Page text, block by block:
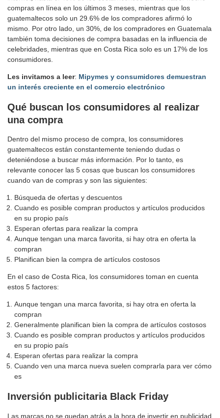
compras en línea en los últimos 3 meses, mientras que los
guatemaltecos solo un 29.6% de los compradores afirmó lo
mismo. Por otro lado, un 30%, de los compradores en Guatemala
también toma decisiones de compra basadas en la influencia de
celebridades, mientras que en Costa Rica solo es un 17% de los
consumidores.
Les invitamos a leer: Mipymes y consumidores demuestran
un interés creciente en el comercio electrónico
Qué buscan los consumidores al realizar
una compra
Dentro del mismo proceso de compra, los consumidores
guatemaltecos están constantemente teniendo dudas o
deteniéndose a buscar más información. Por lo tanto, es
relevante conocer las 5 cosas que buscan los consumidores
cuando van de compras y son las siguientes:
Búsqueda de ofertas y descuentos
Cuando es posible compran productos y artículos producidos
en su propio país
Esperan ofertas para realizar la compra
Aunque tengan una marca favorita, si hay otra en oferta la
compran
Planifican bien la compra de artículos costosos
En el caso de Costa Rica, los consumidores toman en cuenta
estos 5 factores:
Aunque tengan una marca favorita, si hay otra en oferta la
compran
Generalmente planifican bien la compra de artículos costosos
Cuando es posible compran productos y artículos producidos
en su propio país
Esperan ofertas para realizar la compra
Cuando ven una marca nueva suelen comprarla para ver cómo
es
Inversión publicitaria Black Friday
Las marcas no se quedan atrás a la hora de invertir en publicidad